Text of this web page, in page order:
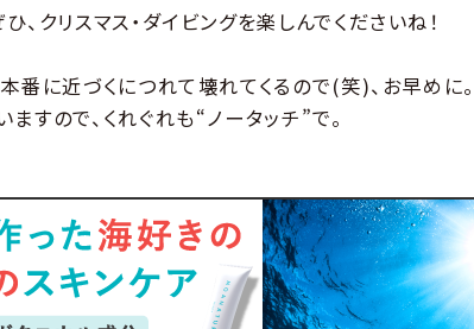
、クリスマス・ダイビングを楽しんでくださいね！
番に近づくにつれて壊れてくるので(笑)、お早めに。
すので、くれぐれも“ノータッチ”で。